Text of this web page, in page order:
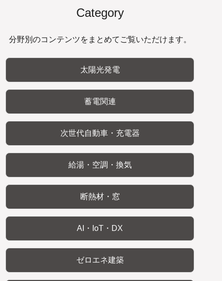
Category
分野別のコンテンツをまとめてご覧いただけます。
太陽光発電
蓄電関連
次世代自動車・充電器
給湯・空調・換気
断熱材・窓
AI・IoT・DX
ゼロエネ建築